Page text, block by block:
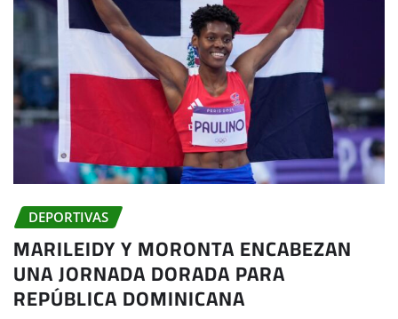
DEPORTIVAS
MARILEIDY Y MORONTA ENCABEZAN
UNA JORNADA DORADA PARA
REPÚBLICA DOMINICANA